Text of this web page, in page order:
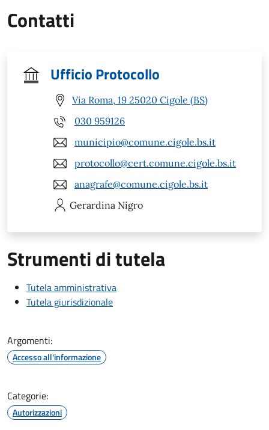
Contatti
Ufficio Protocollo
Via Roma, 19 25020 Cigole (BS)
030 959126
municipio@comune.cigole.bs.it
protocollo@cert.comune.cigole.bs.it
anagrafe@comune.cigole.bs.it
Gerardina Nigro
Strumenti di tutela
Tutela amministrativa
Tutela giurisdizionale
Argomenti:
Accesso all'informazione
Categorie:
Autorizzazioni